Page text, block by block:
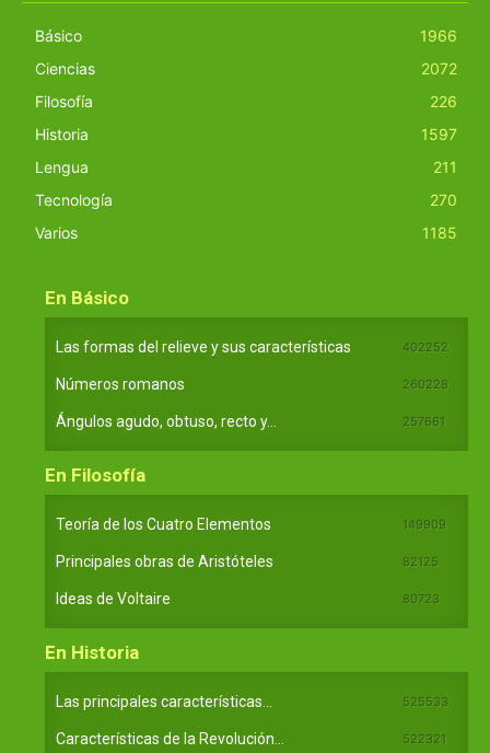
Básico
1966
Ciencias
2072
Filosofía
226
Historia
1597
Lengua
211
Tecnología
270
Varios
1185
En Básico
Las formas del relieve y sus características 402252
Números romanos 260228
Ángulos agudo, obtuso, recto y... 257661
En Filosofía
Teoría de los Cuatro Elementos 149909
Principales obras de Aristóteles 82125
Ideas de Voltaire 80723
En Historia
Las principales características... 525533
Características de la Revolución... 522321